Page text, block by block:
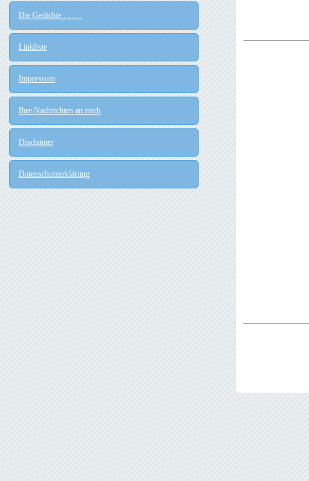
Die Gedichte . . . . .
Linkliste
Impressum
Ihre Nachrichten an mich
Disclaimer
Datenschutzerklärung